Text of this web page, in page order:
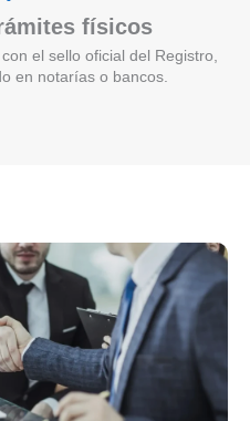
físicos
el sello oficial del Registro,
en notarías o bancos.